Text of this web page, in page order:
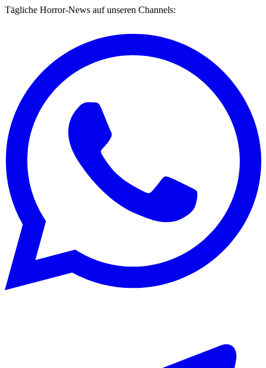
Tägliche Horror-News auf unseren Channels: